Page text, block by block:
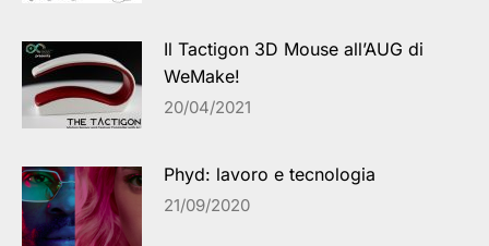
Il Tactigon 3D Mouse all’AUG di
WeMake!
20/04/2021
Phyd: lavoro e tecnologia
21/09/2020